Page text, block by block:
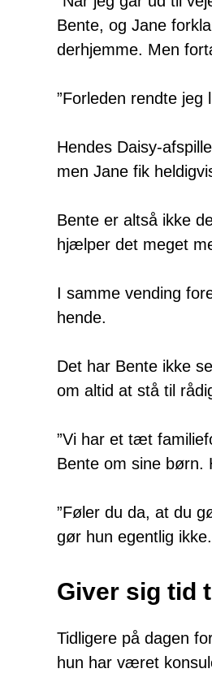
Bente, og Jane
derhjemme. Men
”Forleden rendte
Hendes Daisy-
men Jane fik
Bente er altså ikke
hjælper det meget
I samme vending
hende.
Det har Bente ikke
om altid at stå til
”Vi har et tæt
Bente om sine børn.
”Føler du da, at du
gør hun egentlig
Giver sig tid
Tidligere på dagen
hun har været